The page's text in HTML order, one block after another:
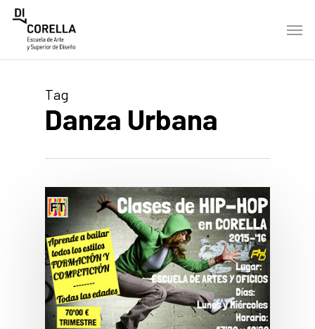
Skip
Menu
Tag
Danza Urbana